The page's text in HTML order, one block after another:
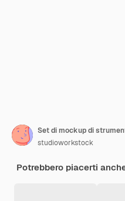
Set di mockup di
studioworkstock
Potrebbero piacerti